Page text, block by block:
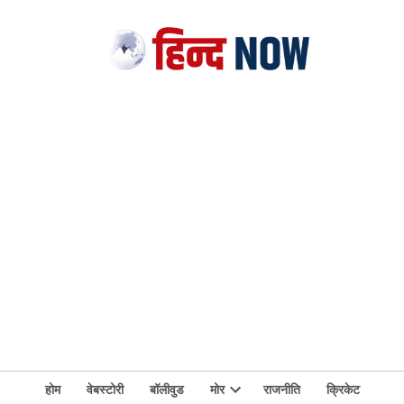
होम वेबस्टोरी बॉलीवुड मोर राजनीति
क्रिकेट